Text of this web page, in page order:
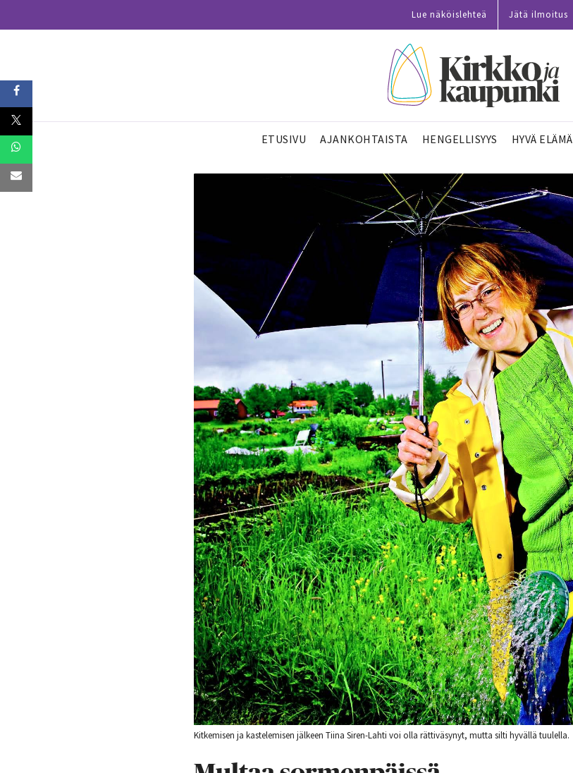
Lue näköislehteä Jätä ilmoitus
ETUSIVU AJANKOHTAISTA HENGELLISYYS HYVÄ ELÄMÄ
Kitkemisen ja kastelemisen jälkeen Tiina Siren-Lahti voi olla rättiväsynyt, mutta silti hyvällä tuulella.